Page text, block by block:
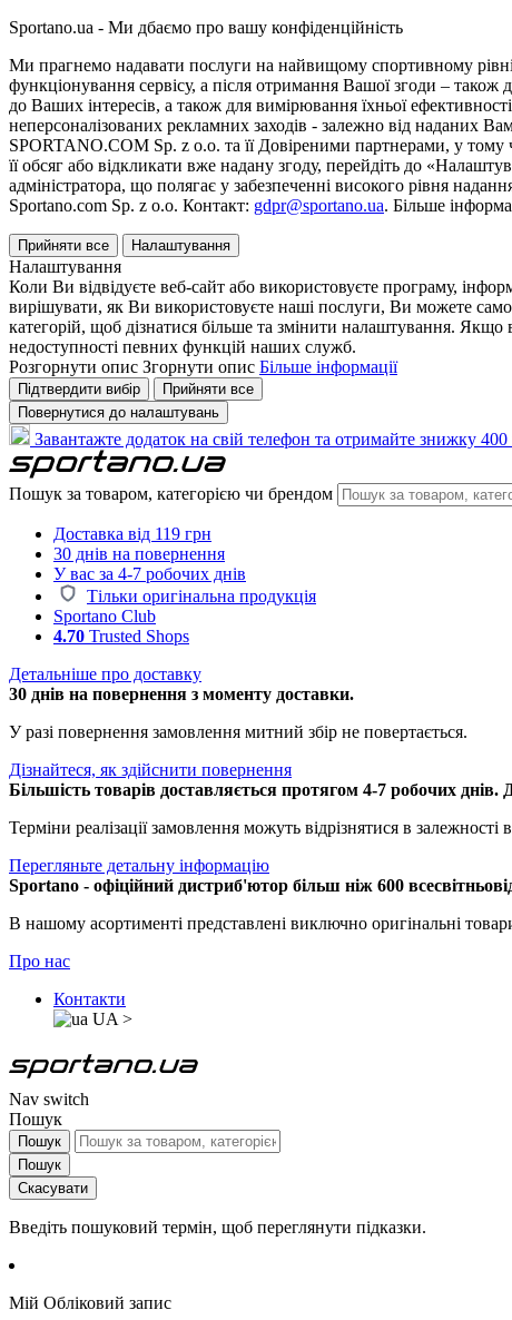
Sportano.ua - Ми дбаємо про вашу конфіденційність
Ми прагнемо надавати послуги на найвищому спортивному
функціонування сервісу, а після отримання Вашої згоди – також
до Ваших інтересів, а також для вимірювання їхньої
неперсоналізованих рекламних заходів - залежно від наданих
SPORTANO.COM Sp. z o.o. та її Довіреними партнерами, у тому
її обсяг або відкликати вже надану згоду, перейдіть до
адміністратора, що полягає у забезпеченні високого рівня
Sportano.com Sp. z o.o. Контакт: gdpr@sportano.ua. Більше
Прийняти все Налаштування
Налаштування
Коли Ви відвідуєте веб-сайт або використовуєте програму,
вирішувати, як Ви використовуєте наші послуги, Ви можете
категорій, щоб дізнатися більше та змінити налаштування.
недоступності певних функцій наших служб.
Розгорнути опис Згорнути опис Більше інформації
Підтвердити вибір
Прийняти все
Повернутися до налаштувань
Завантажте додаток на свій телефон та отримайте знижку 400
Пошук за товаром, категорією чи брендом
Доставка від 119 грн
30 днів на повернення
У вас за 4-7 робочих днів
Тільки оригінальна продукція
Sportano Club
4.70 Trusted Shops
Детальніше про доставку
30 днів на повернення з моменту доставки.
У разі повернення замовлення митний збір не повертається.
Дізнайтеся, як здійснити повернення
Більшість товарів доставляється протягом 4-7 робочих днів.
Терміни реалізації замовлення можуть відрізнятися в залежності
Перегляньте детальну інформацію
Sportano - офіційний дистриб'ютор більш ніж 600
В нашому асортименті представлені виключно оригінальні
Про нас
Контакти
UA >
Nav switch
Пошук
Пошук
Пошук
Скасувати
Введіть пошуковий термін, щоб переглянути підказки.
Мій Обліковий запис